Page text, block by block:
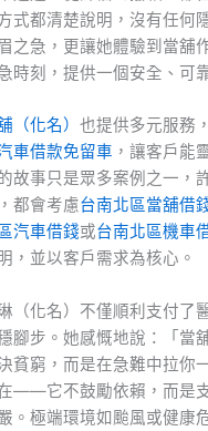
式都清楚說明，沒有任何
之急，更讓她體驗到當舖
刻，提供一個安全、可
（化名）也提供多元服務
車借款免留車 ，讓客戶能
故事只是眾多案例之一，
都會考慮台南北區當舖借
汽車借錢或台南北區機車
，並以客戶需求為核心。
（化名）不僅順利支付了
腳步。她感慨地說：「當
貧窮，而是在急難中拉你
——它不鼓勵依賴，而是
。極端環境如颱風或健康